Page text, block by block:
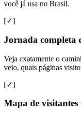
você já usa no Brasil.
[✓]
Jornada completa
Veja exatamente o
veio, quais páginas
[✓]
Mapa de visitantes